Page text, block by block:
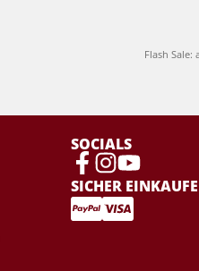
Flash Sale:
SOCIALS
SICHER